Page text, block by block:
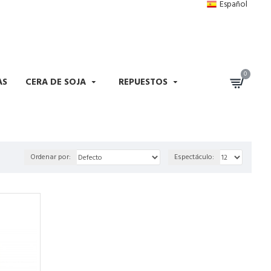
Español
CERA DE SOJA REPUESTOS
0
Ordenar por: Espectáculo: